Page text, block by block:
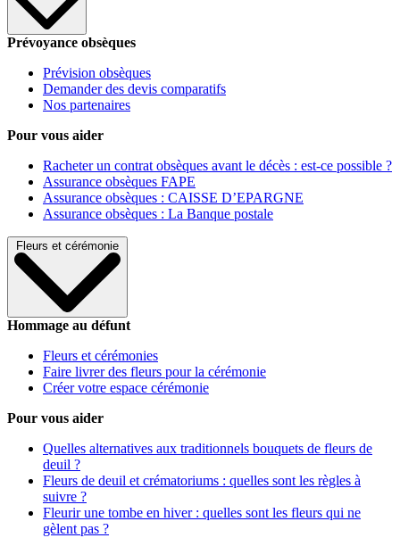
Prévoyance obsèques
Prévision obsèques
Demander des devis comparatifs
Nos partenaires
Pour vous aider
Racheter un contrat obsèques avant le décès : est-ce possible ?
Assurance obsèques FAPE
Assurance obsèques : CAISSE D’EPARGNE
Assurance obsèques : La Banque postale
Fleurs et cérémonie
Hommage au défunt
Fleurs et cérémonies
Faire livrer des fleurs pour la cérémonie
Créer votre espace cérémonie
Pour vous aider
Quelles alternatives aux traditionnels bouquets de fleurs de
deuil ?
Fleurs de deuil et crématoriums : quelles sont les règles à
suivre ?
Fleurir une tombe en hiver : quelles sont les fleurs qui ne
gèlent pas ?